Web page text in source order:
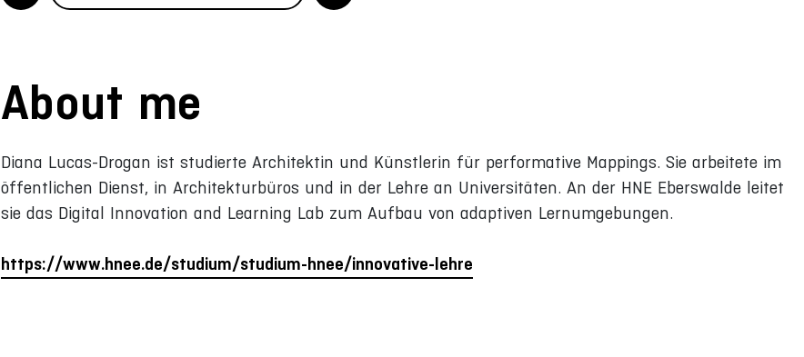
About me
Diana Lucas-Drogan ist studierte Architektin und Künstlerin für performative Mappings. Sie arbeitete im
öffentlichen Dienst, in Architekturbüros und in der Lehre an Universitäten. An der HNE Eberswalde leitet
sie das Digital Innovation and Learning Lab zum Aufbau von adaptiven Lernumgebungen.
https://www.hnee.de/studium/studium-hnee/innovative-lehre